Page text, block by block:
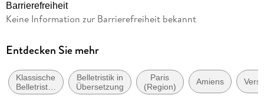
Reihe
Autor/Autorin
Laurence Sterne
Barrierefreiheit
Keine Information zur Barrierefreiheit bekannt
Entdecken Sie mehr
Klassische
Belletristik:
allgemein
Belletristik in
Übersetzung
Paris
(Region)
Amiens